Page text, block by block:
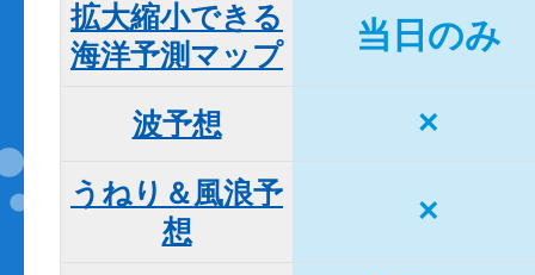
拡大縮小できる
海洋予測マップ
当日のみ
波予想 ×
うねり＆風浪予
想
×